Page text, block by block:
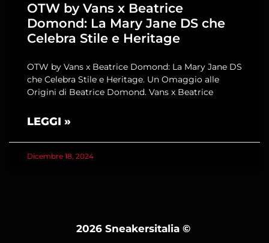
OTW by Vans x Beatrice
Domond: La Mary Jane DS che
Celebra Stile e Heritage
OTW by Vans x Beatrice Domond: La Mary Jane DS
che Celebra Stile e Heritage. Un Omaggio alle
Origini di Beatrice Domond. Vans x Beatrice
LEGGI »
Dicembre 18, 2024
2026 Sneakersitalia ©